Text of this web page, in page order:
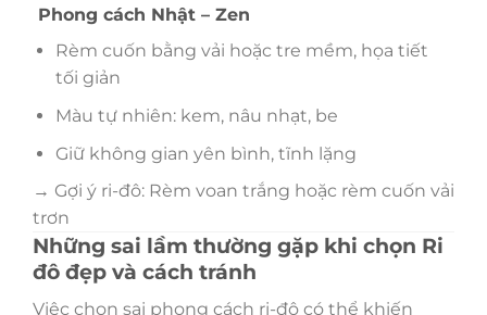
Phong cách Nhật – Zen
Rèm cuốn bằng vải hoặc tre mềm, họa tiết
tối giản
Màu tự nhiên: kem, nâu nhạt, be
Giữ không gian yên bình, tĩnh lặng
→ Gợi ý ri-đô: Rèm voan trắng hoặc rèm cuốn vải
trơn
Những sai lầm thường gặp khi chọn Ri
đô đẹp và cách tránh
Việc chọn sai phong cách ri-đô có thể khiến